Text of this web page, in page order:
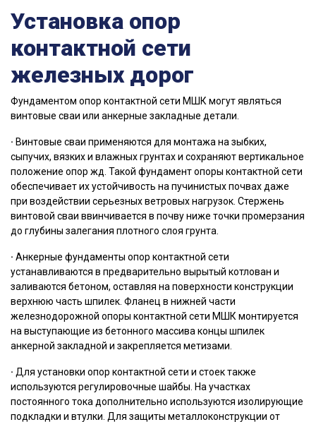
Установка опор
контактной сети
железных дорог
Фундаментом опор контактной сети МШК могут являться
винтовые сваи или анкерные закладные детали.
· Винтовые сваи применяются для монтажа на зыбких,
сыпучих, вязких и влажных грунтах и сохраняют вертикальное
положение опор жд. Такой фундамент опоры контактной сети
обеспечивает их устойчивость на пучинистых почвах даже
при воздействии серьезных ветровых нагрузок. Стержень
винтовой сваи ввинчивается в почву ниже точки промерзания
до глубины залегания плотного слоя грунта.
· Анкерные фундаменты опор контактной сети
устанавливаются в предварительно вырытый котлован и
заливаются бетоном, оставляя на поверхности конструкции
верхнюю часть шпилек. Фланец в нижней части
железнодорожной опоры контактной сети МШК монтируется
на выступающие из бетонного массива концы шпилек
анкерной закладной и закрепляется метизами.
· Для установки опор контактной сети и стоек также
используются регулировочные шайбы. На участках
постоянного тока дополнительно используются изолирующие
подкладки и втулки. Для защиты металлоконструкции от